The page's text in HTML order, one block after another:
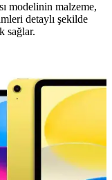
modelinin malzeme,
detaylı şekilde
sağlar.